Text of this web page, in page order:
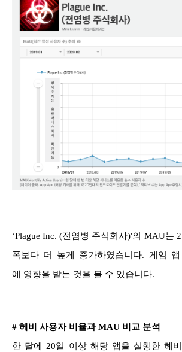
‘Plague Inc. (전염병 주식회사)'의 MAU는
폭보다 더 높게 증가하였습니다. 게임
에 영향을 받는 것을 볼 수 있습니다.
# 헤비 사용자 비율과 MAU 비교 분석
한 달에 20일 이상 해당 앱을 실행한 헤